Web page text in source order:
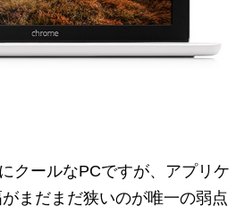
クールなPCですが、アプリケ
まだまだ狭いのが唯一の弱点